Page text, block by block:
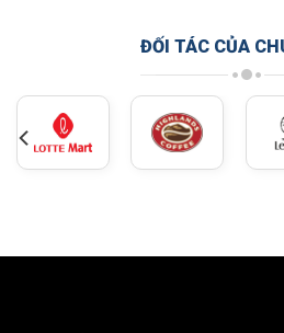
ĐỐI TÁC CỦA